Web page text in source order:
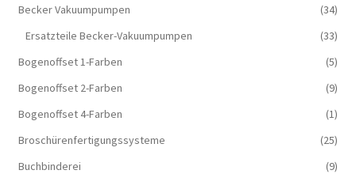
Becker Vakuumpumpen
(34)
Ersatzteile Becker-Vakuumpumpen
(33)
Bogenoffset 1-Farben
(5)
Bogenoffset 2-Farben
(9)
Bogenoffset 4-Farben
(1)
Broschürenfertigungssysteme
(25)
Buchbinderei
(9)